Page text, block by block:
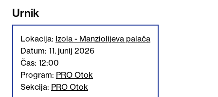
Urnik
Lokacija: Izola - Manziolijeva palača
Datum: 11. junij 2026
Čas: 12:00
Program: PRO Otok
Sekcija: PRO Otok